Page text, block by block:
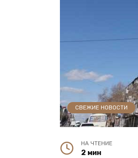
СВЕЖИЕ НОВОСТИ
НА ЧТЕНИЕ
2 мин